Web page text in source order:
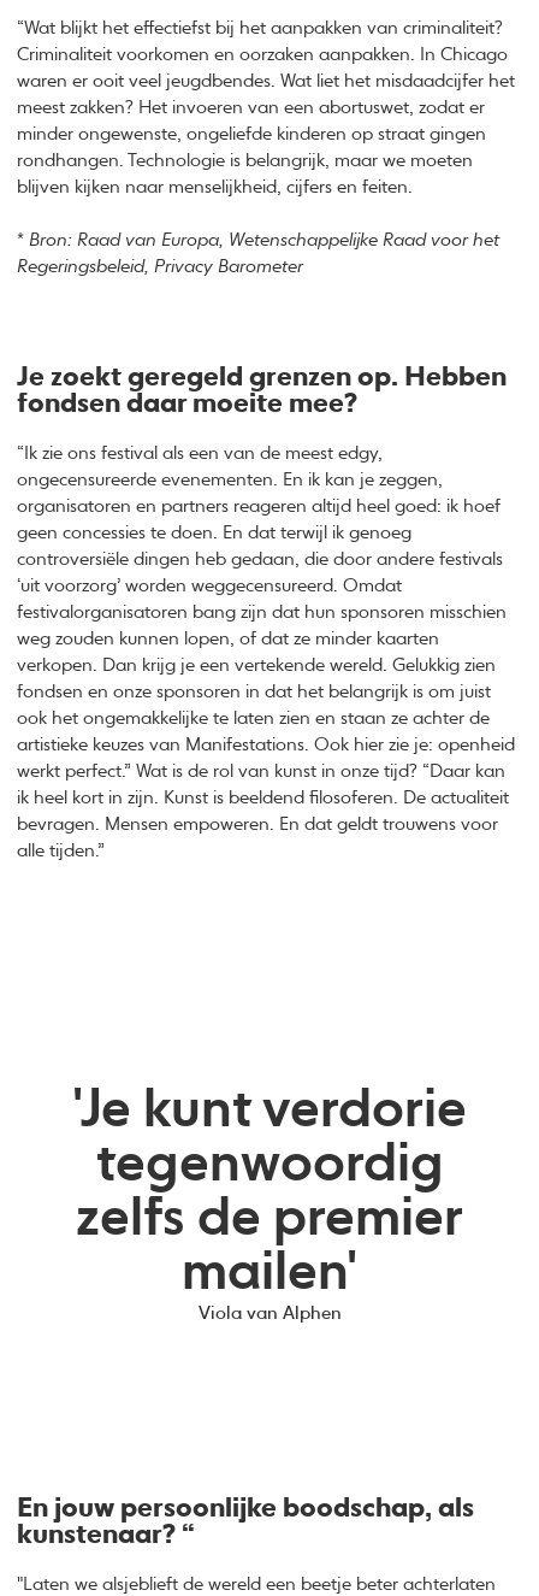
“Wat blijkt het effectiefst bij het aanpakken van criminaliteit?
Criminaliteit voorkomen en oorzaken aanpakken. In Chicago
waren er ooit veel jeugdbendes. Wat liet het misdaadcijfer het
meest zakken? Het invoeren van een abortuswet, zodat er
minder ongewenste, ongeliefde kinderen op straat gingen
rondhangen. Technologie is belangrijk, maar we moeten
blijven kijken naar menselijkheid, cijfers en feiten.
*Bron: Raad van Europa, Wetenschappelijke Raad voor het
Regeringsbeleid, Privacy Barometer
Je zoekt geregeld grenzen op. Hebben
fondsen daar moeite mee?
“Ik zie ons festival als een van de meest edgy,
ongecensureerde evenementen. En ik kan je zeggen,
organisatoren en partners reageren altijd heel goed: ik hoef
geen concessies te doen. En dat terwijl ik genoeg
controversiële dingen heb gedaan, die door andere festivals
‘uit voorzorg’ worden weggecensureerd. Omdat
festivalorganisatoren bang zijn dat hun sponsoren misschien
weg zouden kunnen lopen, of dat ze minder kaarten
verkopen. Dan krijg je een vertekende wereld. Gelukkig zien
fondsen en onze sponsoren in dat het belangrijk is om juist
ook het ongemakkelijke te laten zien en staan ze achter de
artistieke keuzes van Manifestations. Ook hier zie je: openheid
werkt perfect.” Wat is de rol van kunst in onze tijd? “Daar kan
ik heel kort in zijn. Kunst is beeldend filosoferen. De actualiteit
bevragen. Mensen empoweren. En dat geldt trouwens voor
alle tijden.”
'Je kunt verdorie
tegenwoordig
zelfs de premier
mailen'
Viola van Alphen
En jouw persoonlijke boodschap, als
kunstenaar? “
"Laten we alsjeblieft de wereld een beetje beter achterlaten